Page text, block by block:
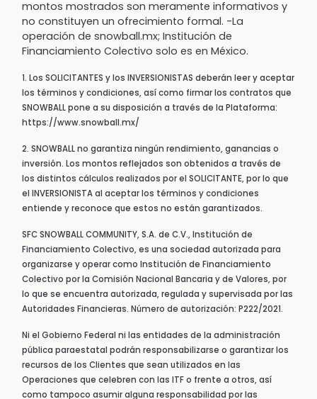
montos mostrados son meramente informativos y
no constituyen un ofrecimiento formal. -La
operación de snowball.mx; Institución de
Financiamiento Colectivo solo es en México.
1. Los SOLICITANTES y los INVERSIONISTAS deberán leer y aceptar
los términos y condiciones, así como firmar los contratos que
SNOWBALL pone a su disposición a través de la Plataforma:
https://www.snowball.mx/
2. SNOWBALL no garantiza ningún rendimiento, ganancias o
inversión. Los montos reflejados son obtenidos a través de
los distintos cálculos realizados por el SOLICITANTE, por lo que
el INVERSIONISTA al aceptar los términos y condiciones
entiende y reconoce que estos no están garantizados.
SFC SNOWBALL COMMUNITY, S.A. de C.V., Institución de
Financiamiento Colectivo, es una sociedad autorizada para
organizarse y operar como Institución de Financiamiento
Colectivo por la Comisión Nacional Bancaria y de Valores, por
lo que se encuentra autorizada, regulada y supervisada por las
Autoridades Financieras. Número de autorización: P222/2021.
Ni el Gobierno Federal ni las entidades de la administración
pública paraestatal podrán responsabilizarse o garantizar los
recursos de los Clientes que sean utilizados en las
Operaciones que celebren con las ITF o frente a otros, así
como tampoco asumir alguna responsabilidad por las